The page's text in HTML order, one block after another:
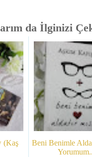
da İlginizi
(Kaş
Beni Benimle